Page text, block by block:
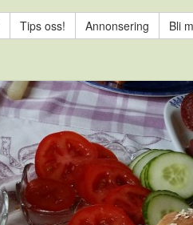
Tips oss! Annonsering Bli